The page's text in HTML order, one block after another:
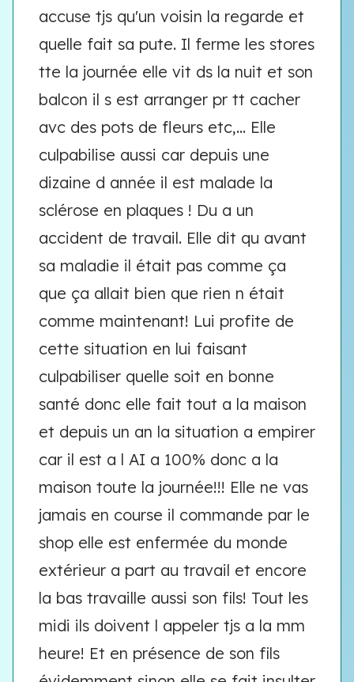
accuse tjs qu'un voisin la regarde et
quelle fait sa pute. Il ferme les stores
tte la journée elle vit ds la nuit et son
balcon il s est arranger pr tt cacher
avc des pots de fleurs etc,... Elle
culpabilise aussi car depuis une
dizaine d année il est malade la
sclérose en plaques ! Du a un
accident de travail. Elle dit qu avant
sa maladie il était pas comme ça
que ça allait bien que rien n était
comme maintenant! Lui profite de
cette situation en lui faisant
culpabiliser quelle soit en bonne
santé donc elle fait tout a la maison
et depuis un an la situation a empirer
car il est a l AI a 100% donc a la
maison toute la journée!!! Elle ne vas
jamais en course il commande par le
shop elle est enfermée du monde
extérieur a part au travail et encore
la bas travaille aussi son fils! Tout les
midi ils doivent l appeler tjs a la mm
heure! Et en présence de son fils